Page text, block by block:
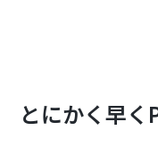
とにかく早